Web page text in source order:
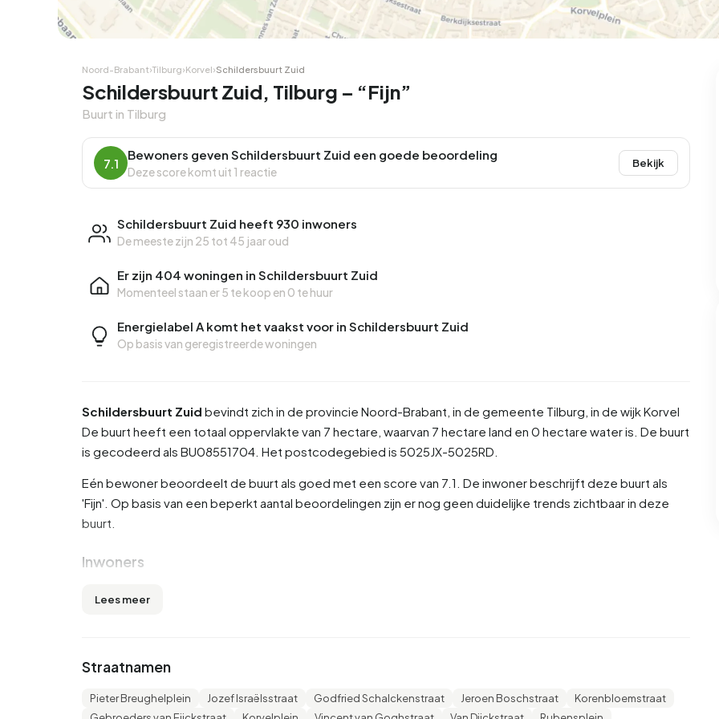
99
Hoekwoning
25
2-onder-1-kap
Hoekwoning Kamers
Noord-Brabant›Tilburg›Korvel›Schildersbuurt Zuid
Schildersbuurt Zuid, Tilburg – “Fijn”
Buurt in Tilburg
7.1
Bewoners geven Schildersbuurt Zuid een goede beoordeling
Deze score komt uit 1 reactie
Bekijk
Schildersbuurt Zuid heeft 930 inwoners
De meeste zijn 25 tot 45 jaar oud
Er zijn 404 woningen in Schildersbuurt Zuid
Momenteel staan er5 te koop en 0 te huur
Energielabel A komt het vaakst voor in Schildersbuurt Zuid
Op basis van geregistreerde woningen
Schildersbuurt Zuid bevindt zich in de provincie Noord-Brabant , in de gemeente Tilburg , in de wijkKorvel
De buurt heeft een totaal oppervlakte van 7 hectare, waarvan 7 hectare land en 0 hectare water is. De buurt
is gecodeerd als BU08551704. Het postcodegebied is 5025JX-5025RD.
Eén bewoner beoordeelt de buurt als goed met een score van 7.1. De inwoner beschrijft deze buurt als
'Fijn'. Op basis van een beperkt aantal beoordelingen zijn er nog geen duidelijke trends zichtbaar in deze
buurt.
Inwoners
tot 45 jaar (34,4%). De overige leeftijden zijn 26,9% voor '15 tot 25 jaar', 22,0% voor '45 tot 65 jaar', 9,1%
120 komen uit landen buiten Europa.
Er zijn 630 huishoudens in Schildersbuurt Zuid. 69,8% daarvan zijn eenpersoonshuishoudens, 16,7%
Lees meer
Straatnamen
Pieter Breughelplein Jozef Israëlsstraat Godfried Schalckenstraat Jeroen Boschstraat
Korenbloemstraat